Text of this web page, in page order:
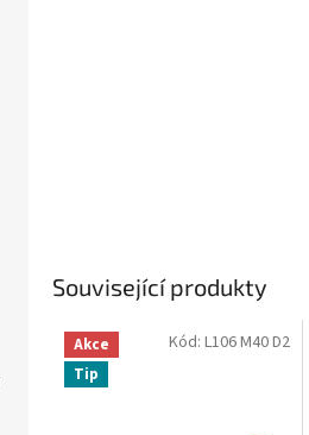
Související produkty
Akce
Tip
Kód: L106 M40 D2